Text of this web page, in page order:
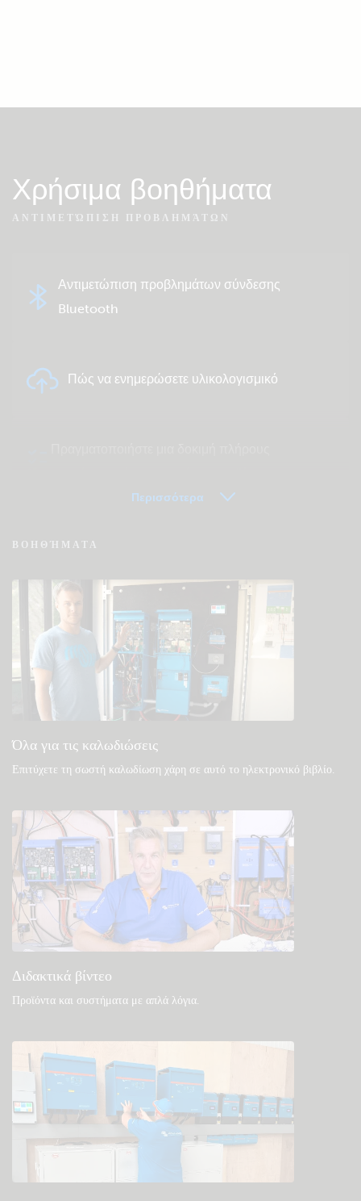
Χρήσιμα βοηθήματα
ΑΝΤΙΜΕΤΏΠΙΣΗ ΠΡΟΒΛΗΜΆΤΩΝ
Αντιμετώπιση προβλημάτων σύνδεσης
Bluetooth
Πώς να ενημερώσετε υλικολογισμικό
Συχνές ερωτήσεις για VRM - Εξ Αποστάσεως
Δείτε στη γνωσιακή βάση της κοινότητάς μας
Γενικές λήψεις & τεκμηρίωση
Περισσότερα
ΒΟΗΘΉΜΑΤΑ
Όλα για τις καλωδιώσεις
Επιτύχετε τη σωστή καλωδίωση χάρη σε αυτό το ηλεκτρονικό βιβλίο.
Διδακτικά βίντεο
Προϊόντα και συστήματα με απλά λόγια.